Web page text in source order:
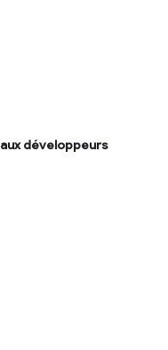
développeurs